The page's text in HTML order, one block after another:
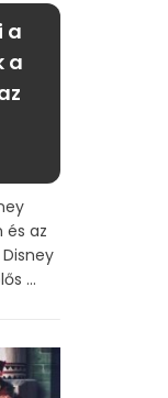
a
a
és az
...